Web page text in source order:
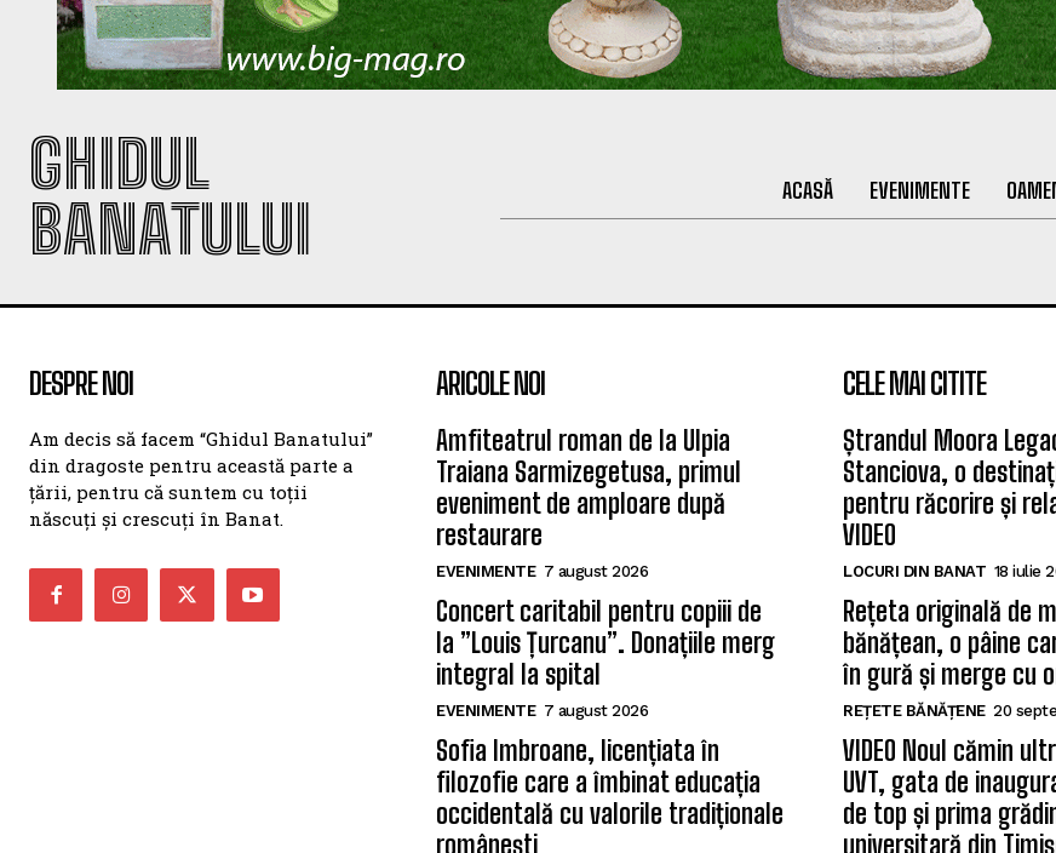
GHIDUL
BANATULUI
ACASĂ EVENIMENTE
DESPRE NOI
Am decis să facem “Ghidul Banatului”
din dragoste pentru această parte a
țării, pentru că suntem cu toții
născuți și crescuți în Banat.
ARICOLE NOI
Amfiteatrul roman de la Ulpia
Traiana Sarmizegetusa, primul
eveniment de amploare după
restaurare
EVENIMENTE 7 august 2026
Concert caritabil pentru copiii de
la ”Louis Țurcanu”. Donațiile merg
integral la spital
EVENIMENTE 7 august 2026
Sofia Imbroane, licențiata în
filozofie care a îmbinat educația
occidentală cu valorile tradiționale
românești
CELE MAI CITITE
Ștrandul Moora
Stanciova, o
pentru răcorire și
VIDEO
LOCURI DIN BANAT 18 iulie
Rețeta originală de
bănățean, o pâine
în gură și merge cu
REȚETE BĂNĂȚENE 20
VIDEO Noul cămin
UVT, gata de
de top și prima
universitară din